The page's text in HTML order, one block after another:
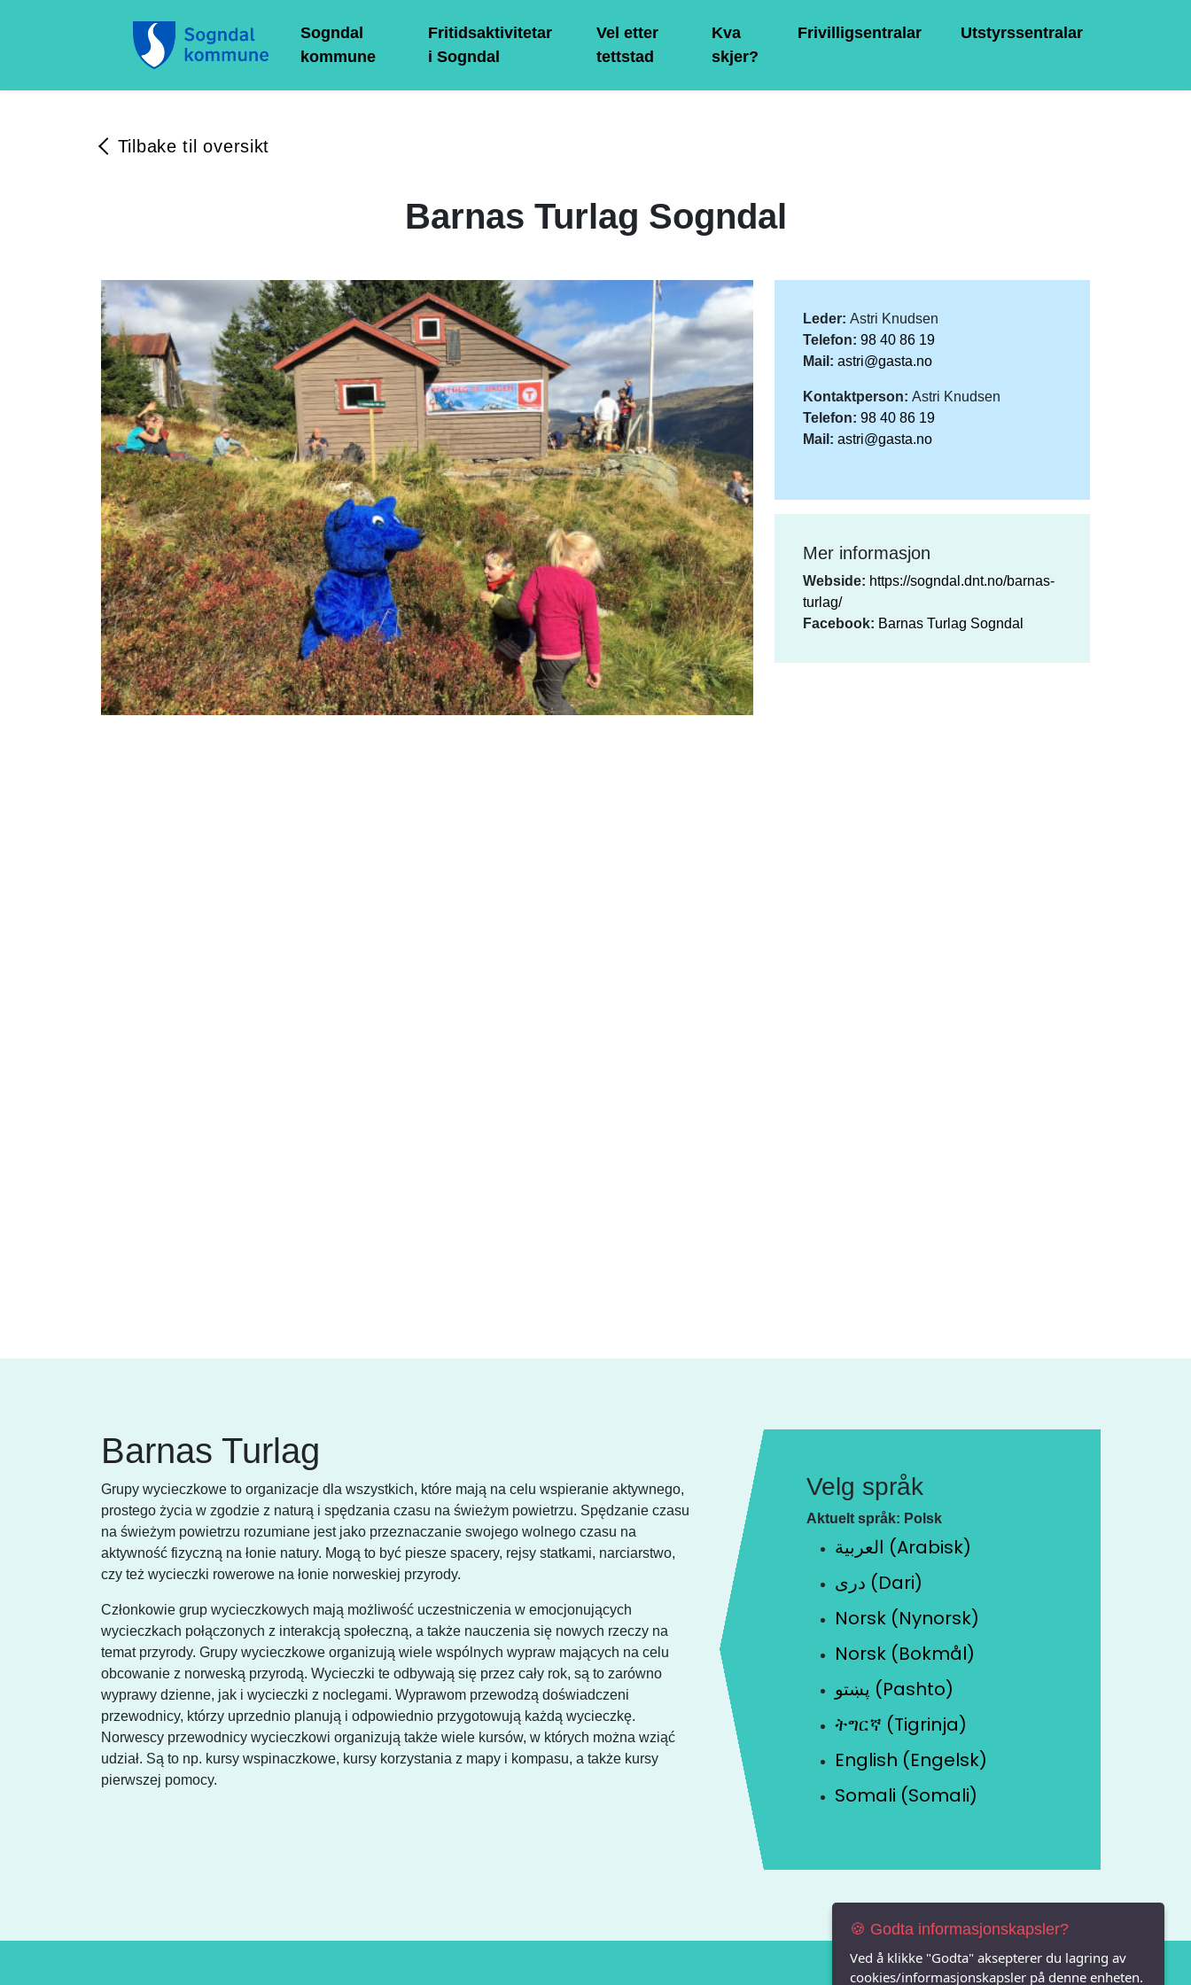
Sogndal
kommune
Fritidsaktivitetar
i Sogndal
Vel etter
tettstad
Kva
skjer?
Frivilligsentralar Utstyrssentralar
Tilbake til oversikt
Barnas Turlag Sogndal
Leder: Astri Knudsen
Telefon: 98 40 86 19
Mail: astri@gasta.no
Kontaktperson: Astri Knudsen
Telefon: 98 40 86 19
Mail: astri@gasta.no
Mer informasjon
Webside: https://sogndal.dnt.no/barnas-
turlag/
Facebook: Barnas Turlag Sogndal
Barnas Turlag
Grupy wycieczkowe to organizacje dla wszystkich, które mają na celu wspieranie aktywnego,
prostego życia w zgodzie z naturą i spędzania czasu na świeżym powietrzu. Spędzanie czasu
na świeżym powietrzu rozumiane jest jako przeznaczanie swojego wolnego czasu na
aktywność fizyczną na łonie natury. Mogą to być piesze spacery, rejsy statkami, narciarstwo,
czy też wycieczki rowerowe na łonie norweskiej przyrody.
Członkowie grup wycieczkowych mają możliwość uczestniczenia w emocjonujących
wycieczkach połączonych z interakcją społeczną, a także nauczenia się nowych rzeczy na
temat przyrody. Grupy wycieczkowe organizują wiele wspólnych wypraw mających na celu
obcowanie z norweską przyrodą. Wycieczki te odbywają się przez cały rok, są to zarówno
wyprawy dzienne, jak i wycieczki z noclegami. Wyprawom przewodzą doświadczeni
przewodnicy, którzy uprzednio planują i odpowiednio przygotowują każdą wycieczkę.
Norwescy przewodnicy wycieczkowi organizują także wiele kursów, w których można wziąć
udział. Są to np. kursy wspinaczkowe, kursy korzystania z mapy i kompasu, a także kursy
pierwszej pomocy.
Velg språk
Aktuelt språk: Polsk
العربية (Arabisk)
دری (Dari)
Norsk (Nynorsk)
Norsk (Bokmål)
پښتو (Pashto)
ትግርኛ (Tigrinja)
English (Engelsk)
Somali (Somali)
🍪 Godta informasjonskapsler?
Ved å klikke "Godta" aksepterer du lagring av
cookies/informasjonskapsler på denne enheten.